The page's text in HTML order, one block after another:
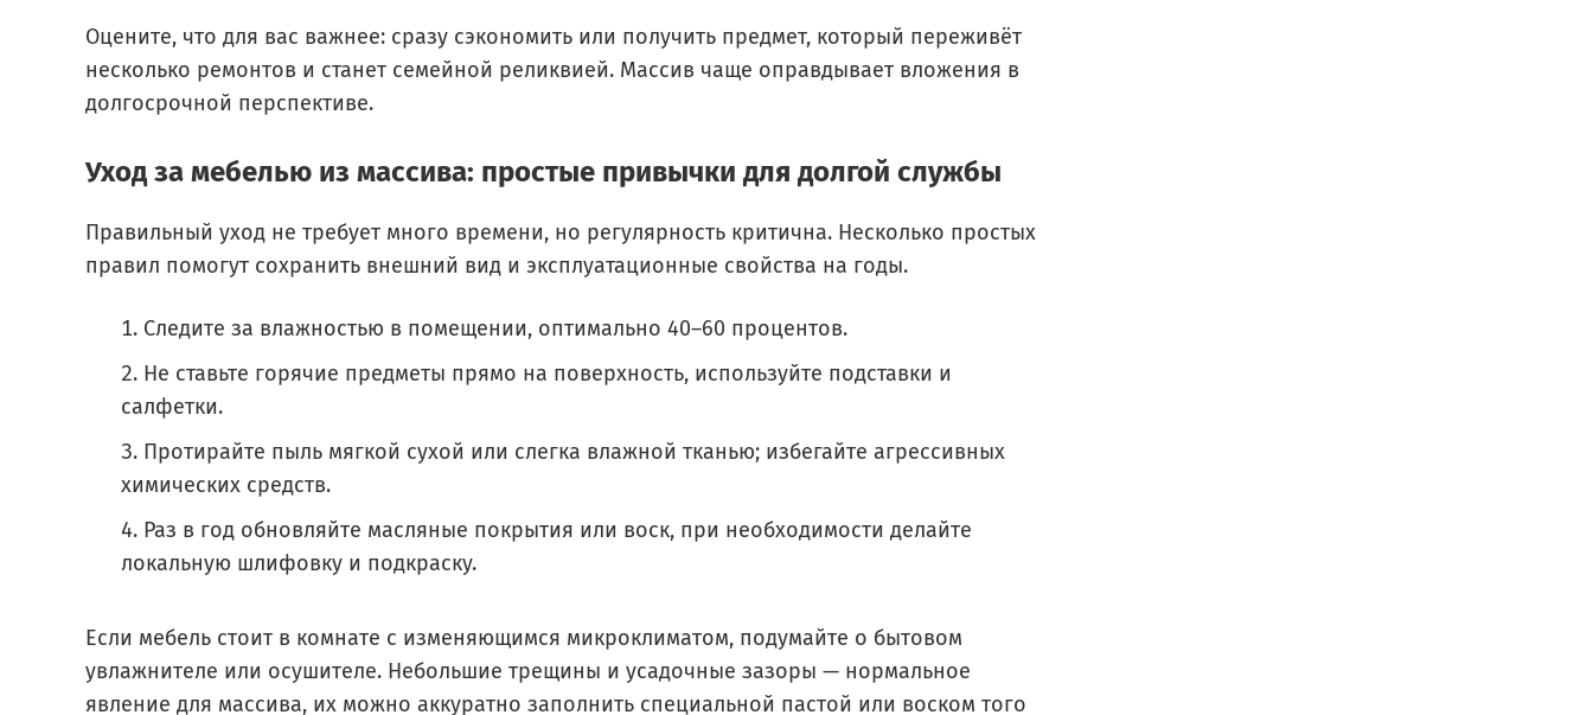
Оцените, что для вас важнее: сразу сэкономить или получить предмет, который переживёт
несколько ремонтов и станет семейной реликвией. Массив чаще оправдывает вложения в
долгосрочной перспективе.
Уход за мебелью из массива: простые привычки для долгой службы
Правильный уход не требует много времени, но регулярность критична. Несколько простых
правил помогут сохранить внешний вид и эксплуатационные свойства на годы.
Следите за влажностью в помещении, оптимально 40–60 процентов.
Не ставьте горячие предметы прямо на поверхность, используйте подставки и
салфетки.
Протирайте пыль мягкой сухой или слегка влажной тканью; избегайте агрессивных
химических средств.
Раз в год обновляйте масляные покрытия или воск, при необходимости делайте
локальную шлифовку и подкраску.
Если мебель стоит в комнате с изменяющимся микроклиматом, подумайте о бытовом
увлажнителе или осушителе. Небольшие трещины и усадочные зазоры — нормальное
явление для массива, их можно аккуратно заполнить специальной пастой или воском того